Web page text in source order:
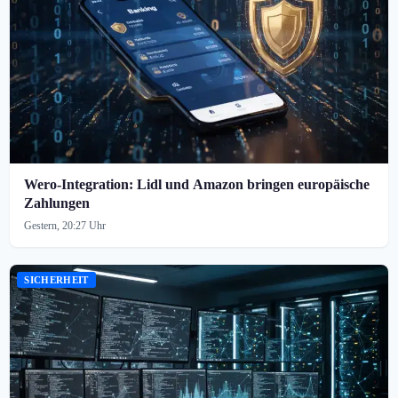
Wero-Integration: Lidl und Amazon bringen europäische
Zahlungen
Gestern, 20:27 Uhr
SICHERHEIT